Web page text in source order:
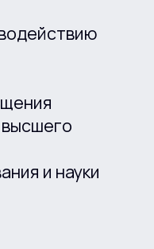
и науки